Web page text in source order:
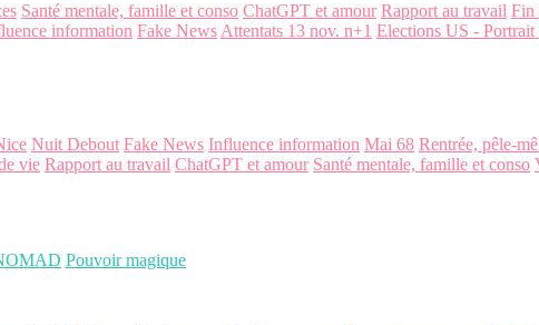
Santé mentale, famille et conso ChatGPT et amour Rapport au travail Fin
information Fake News Attentats 13 nov. n+1 Elections US - Portrait
Nuit Debout Fake News Influence information Mai 68 Rentrée, pêle-
vie Rapport au travail ChatGPT et amour Santé mentale, famille et conso
Pouvoir magique